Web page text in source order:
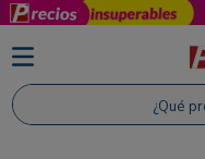
¿Qué producto buscas?
TÉRMINOS MÁS BUSCADOS
1. Protector Solar
2. Shampoo